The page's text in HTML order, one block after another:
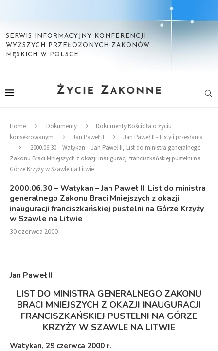
SERWIS INFORMACYJNY KONFERENCJI
WYŻSZYCH PRZEŁOŻONYCH ZAKONÓW
MĘSKICH W POLSCE
Home Dokumenty
Dokumenty Kościoła o życiu
konsekrowanym
Jan Paweł II
Jan Paweł II - Listy i przesłania
2000.06.30 – Watykan – Jan Paweł II, List do ministra generalnego
Zakonu Braci Mniejszych z okazji inauguracji franciszkańskiej pustelni na
Górze Krzyży w Szawle na Litwie
2000.06.30 – Watykan – Jan Paweł II, List do ministra
generalnego Zakonu Braci Mniejszych z okazji
inauguracji franciszkańskiej pustelni na Górze Krzyży
w Szawle na Litwie
30 czerwca 2000
Jan Paweł II
LIST DO MINISTRA GENERALNEGO ZAKONU
BRACI MNIEJSZYCH Z OKAZJI INAUGURACJI
FRANCISZKAŃSKIEJ PUSTELNI NA GÓRZE
KRZYŻY W SZAWLE NA LITWIE
Watykan, 29 czerwca 2000 r.